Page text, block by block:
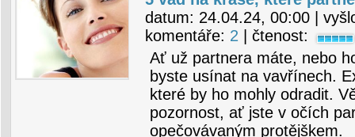
datum: 24.04.24, 00:00 |
komentáře: 2 | čtenost:
Ať už partnera máte, nebo
byste usínat na vavřínech.
které by ho mohly odradit.
pozornost, ať jste v očích
opečovávaným protějškem.